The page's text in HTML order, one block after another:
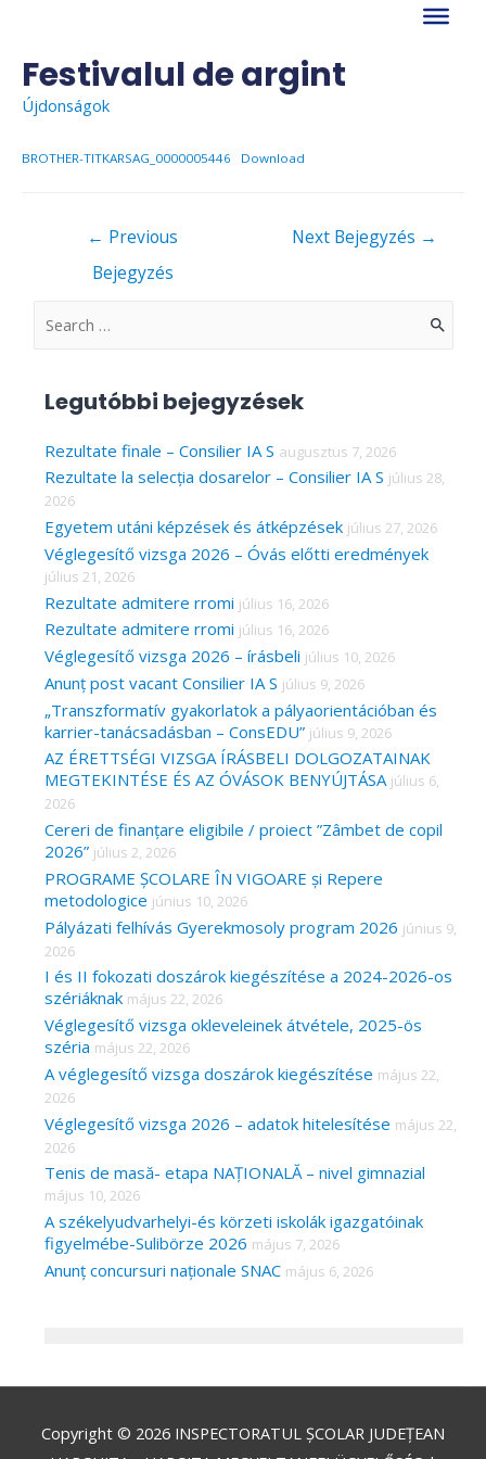
contentFestivalul de argint
Újdonságok
BROTHER-TITKARSAG_0000005446 Download
← Previous
Bejegyzés
Next Bejegyzés →
S
c
h
f
r
:
Legutóbbi bejegyzések
Rezultate finale – Consilier IA S augusztus 7, 2026
Rezultate la selecția dosarelor – Consilier IA S július 28,
2026
Egyetem utáni képzések és átképzések július 27, 2026
Véglegesítő vizsga 2026 – Óvás előtti eredmények
július 21, 2026
Rezultate admitere rromi július 16, 2026
Rezultate admitere rromi július 16, 2026
Véglegesítő vizsga 2026 – írásbeli július 10, 2026
Anunț post vacant Consilier IA S július 9, 2026
„Transzformatív gyakorlatok a pályaorientációban és
karrier-tanácsadásban – ConsEDU” július 9, 2026
AZ ÉRETTSÉGI VIZSGA ÍRÁSBELI DOLGOZATAINAK
MEGTEKINTÉSE ÉS AZ ÓVÁSOK BENYÚJTÁSA július 6,
2026
Cereri de finanțare eligibile / proiect ”Zâmbet de copil
2026” július 2, 2026
PROGRAME ȘCOLARE ÎN VIGOARE și Repere
metodologice június 10, 2026
Pályázati felhívás Gyerekmosoly program 2026 június 9,
2026
I és II fokozati doszárok kiegészítése a 2024-2026-os
szériáknak május 22, 2026
Véglegesítő vizsga okleveleinek átvétele, 2025-ös
széria május 22, 2026
A véglegesítő vizsga doszárok kiegészítése május 22,
2026
Véglegesítő vizsga 2026 – adatok hitelesítése május 22,
2026
Tenis de masă- etapa NAȚIONALĂ – nivel gimnazial
május 10, 2026
A székelyudvarhelyi-és körzeti iskolák igazgatóinak
figyelmébe-Sulibörze 2026 május 7, 2026
Anunț concursuri naționale SNAC május 6, 2026
Copyright © 2026 INSPECTORATUL ȘCOLAR JUDEȚEAN